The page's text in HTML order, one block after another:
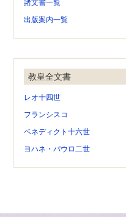
諸文書一覧
出版案内一覧
教皇全文書
レオ十四世
フランシスコ
ベネディクト十六世
ヨハネ・パウロ二世